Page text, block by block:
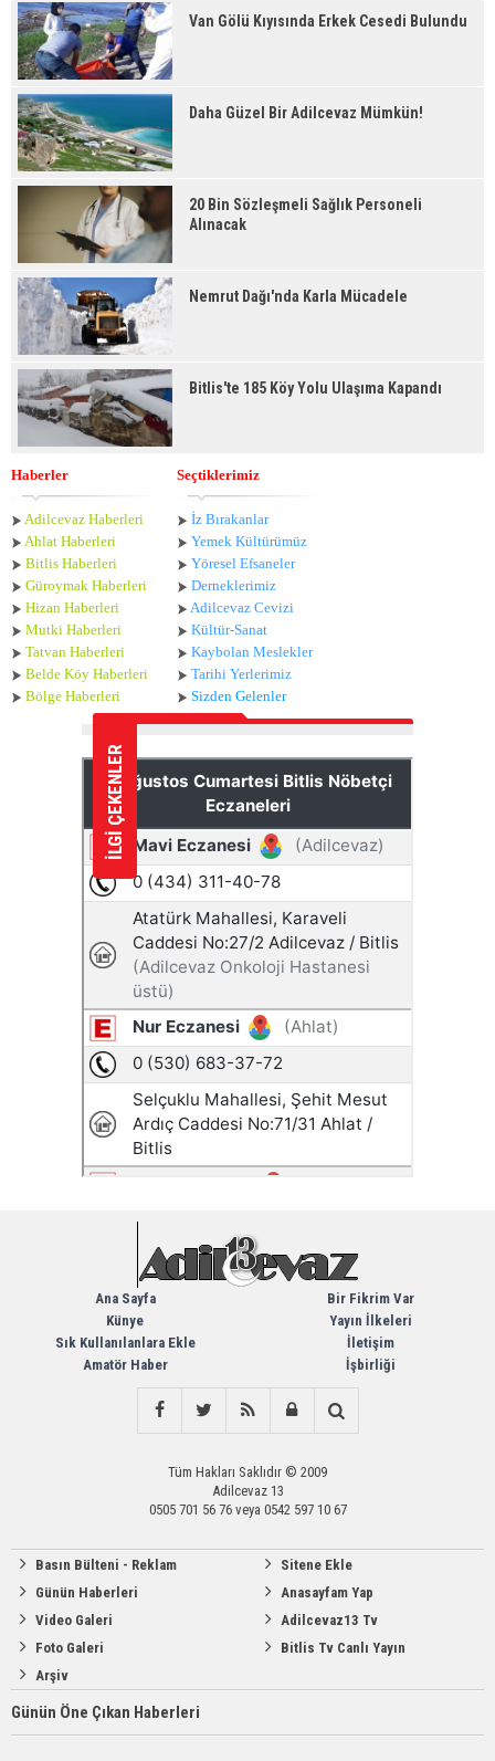
Van Gölü Kıyısında Erkek Cesedi Bulundu
Daha Güzel Bir Adilcevaz Mümkün!
20 Bin Sözleşmeli Sağlık Personeli
Alınacak
Nemrut Dağı'nda Karla Mücadele
Bitlis'te 185 Köy Yolu Ulaşıma Kapandı
Haberler
Adilcevaz Haberleri
Ahlat Haberleri
Bitlis Haberleri
Güroymak Haberleri
Hizan Haberleri
Mutki Haberleri
Tatvan Haberleri
Belde Köy Haberleri
Bölge Haberleri
Seçtiklerimiz
İz Bırakanlar
Yemek Kültürümüz
Yöresel Efsaneler
Derneklerimiz
Adilcevaz Cevizi
Kültür-Sanat
Kaybolan Meslekler
Tarihi Yerlerimiz
Sizden Gelenler
İLGİ ÇEKENLER
Ana Sayfa
Künye
Sık Kullanılanlara Ekle
Amatör Haber
Bir Fikrim Var
Yayın İlkeleri
İletişim
İşbirliği
Tüm Hakları Saklıdır © 2009
Adilcevaz 13
0505 701 56 76 veya 0542 597 10 67
Basın Bülteni - Reklam
Günün Haberleri
Video Galeri
Foto Galeri
Arşiv
Sitene Ekle
Anasayfam Yap
Adilcevaz13 Tv
Bitlis Tv Canlı Yayın
Günün Öne Çıkan Haberleri